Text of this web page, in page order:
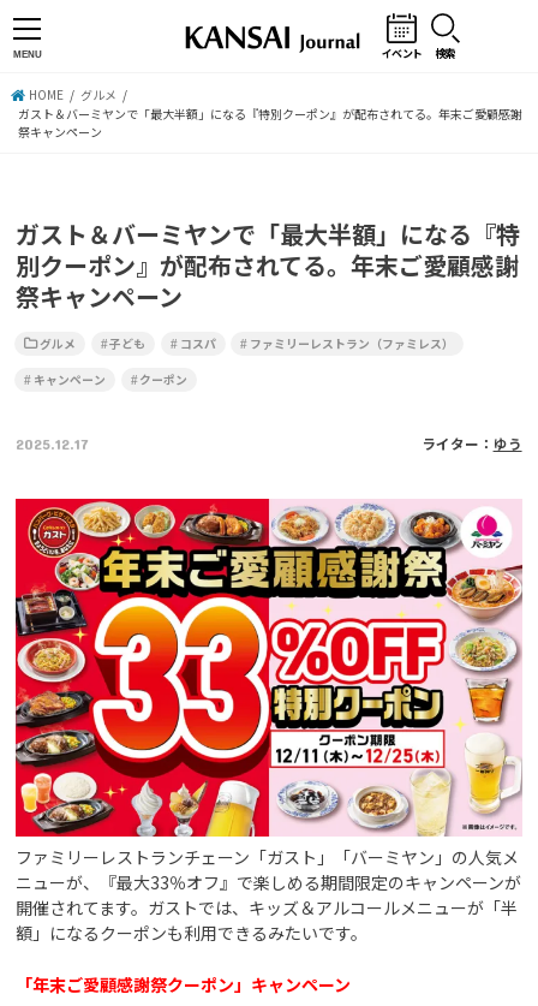
MENU イベント 検索
HOME
グルメ
ガスト＆バーミヤンで「最大半額」になる『特別クーポン』が配布されてる。年末ご愛顧感謝
祭キャンペーン
ガスト＆バーミヤンで「最大半額」になる『特
別クーポン』が配布されてる。年末ご愛顧感謝
祭キャンペーン
グルメ 子ども コスパ ファミリーレストラン（ファミレス）
キャンペーン クーポン
2025.12.17 ライター： ゆう
ファミリーレストランチェーン「ガスト」「バーミヤン」の人気メ
ニューが、『最大33％オフ』で楽しめる期間限定のキャンペーンが
開催されてます。ガストでは、キッズ＆アルコールメニューが「半
額」になるクーポンも利用できるみたいです。
「年末ご愛顧感謝祭クーポン」キャンペーン